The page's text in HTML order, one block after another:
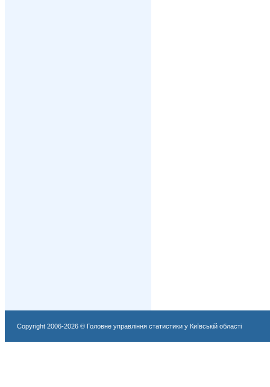
Copyright 2006-2026 © Головне управління статистики у Київській області